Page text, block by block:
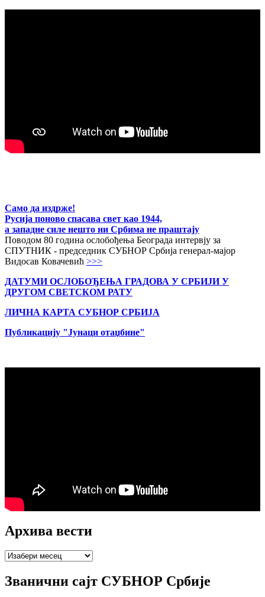
Само да издрже!
Русија поново спасава свет као 1944,
а западне силе нешто ни Србима не праштају
Поводом 80 година ослобођења Београда интервју за
СПУТНИК - председник СУБНОР Србија генерал-мајор
Видосав Ковачевић >>>
ДАТУМИ ОСЛОБОЂЕЊА ГРАДОВА У СРБИЈИ У
ДРУГОМ СВЕТСКОМ РАТУ
ЛИЧНА КАРТА СУБНОР СРБИЈА
Публикацију "Јунаци отаџбине"
Архива вести
Архива
Званични сајт СУБНОР Србије